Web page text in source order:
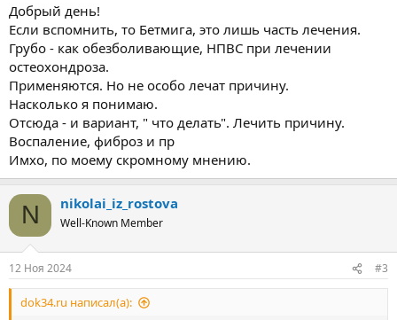
Добрый день!
Если вспомнить, то Бетмига, это лишь часть лечения.
Грубо - как обезболивающие, НПВС при лечении
остеохондроза.
Применяются. Но не особо лечат причину.
Насколько я понимаю.
Отсюда - и вариант, " что делать". Лечить причину.
Воспаление, фиброз и пр
Имхо, по моему скромному мнению.
N nikolai_iz_rostova
Well-Known Member
12 Ноя 2024 #3
dok34.ru написал(а):